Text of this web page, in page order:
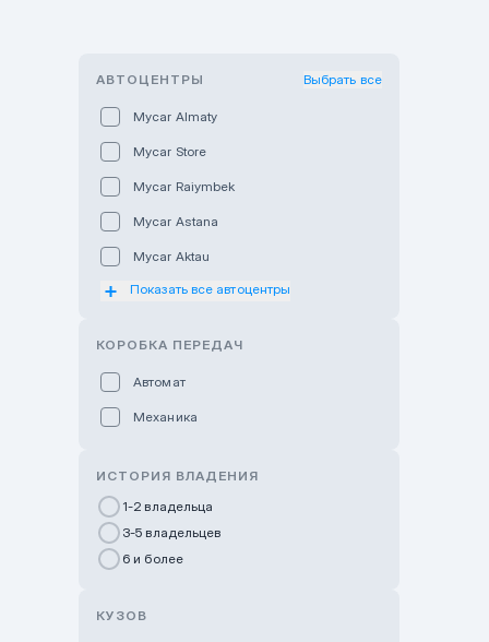
АВТОЦЕНТРЫ Выбрать все
Mycar Almaty
Mycar Store
Mycar Raiymbek
Mycar Astana
Mycar Aktau
Mycar Uralsk
GWM Nurly Zhol
Chery Astana
Показать все автоцентры
КОРОБКА ПЕРЕДАЧ
Автомат
Механика
ИСТОРИЯ ВЛАДЕНИЯ
1-2 владельца
3-5 владельцев
6 и более
КУЗОВ